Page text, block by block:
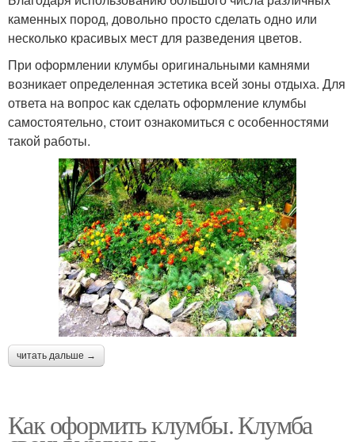
каменных пород, довольно просто сделать одно или
несколько красивых мест для разведения цветов.
При оформлении клумбы оригинальными камнями
возникает определенная эстетика всей зоны отдыха. Для
ответа на вопрос как сделать оформление клумбы
самостоятельно, стоит ознакомиться с особенностями
такой работы.
читать дальше →
Как оформить клумбы. Клумба